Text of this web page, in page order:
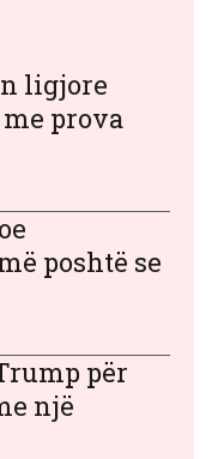
ligjore
prova
poshtë se
për
një